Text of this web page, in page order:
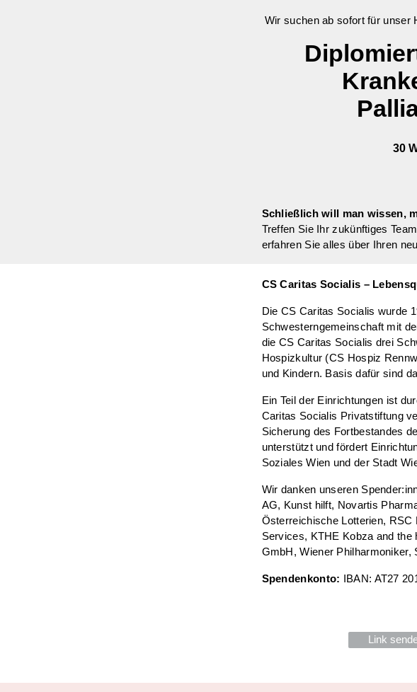
Wir suchen ab sofort für unser
30
Schließlich will man wissen,
Treffen Sie Ihr zukünftiges
erfahren Sie alles über Ihren
CS Caritas Socialis –
Die CS Caritas Socialis wurde
Schwesterngemeinschaft mit
die CS Caritas Socialis drei
Hospizkultur (CS Hospiz
und Kindern. Basis dafür sind
Ein Teil der Einrichtungen ist
Caritas Socialis Privatstiftung
Sicherung des Fortbestandes
unterstützt und fördert
Soziales Wien und der Stadt
Wir danken unseren
AG, Kunst hilft, Novartis
Österreichische Lotterien,
Services, KTHE Kobza and
GmbH, Wiener Philharmoniker,
Spendenkonto: IBAN: AT27
Link